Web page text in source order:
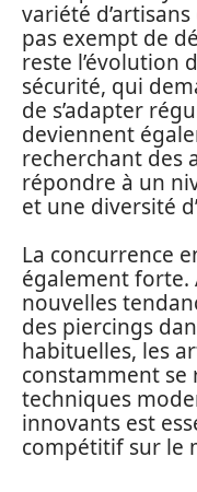
variété
pas exempt de
reste l’évolution
sécurité, qui
de s’adapter
deviennent
recherchant des
répondre à un
et une diversité
La concurrence
également forte.
nouvelles
des piercings
habituelles, les
constamment se
techniques
innovants est
compétitif sur le